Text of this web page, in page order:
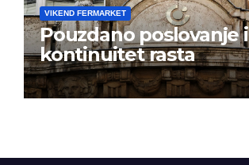
VIKEND FERMARKET
Pouzdano poslovanje i
kontinuitet rasta